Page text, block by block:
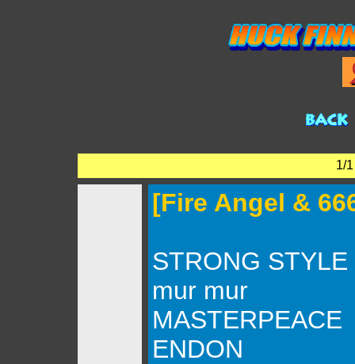
1/
[Fire Angel &
STRONG STYLE
mur mur
MASTERPEACE
ENDON